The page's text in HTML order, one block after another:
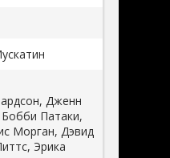
Дженн
Патаки,
Морган, Дэвид
Эрика